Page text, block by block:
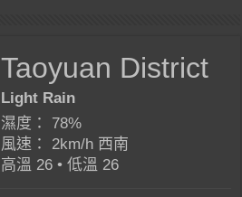
Taoyuan District
Light Rain
濕度： 78%
風速： 2km/h 西南
高溫 26 • 低溫 26